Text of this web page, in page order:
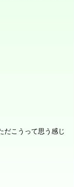
だこうって思う感じ